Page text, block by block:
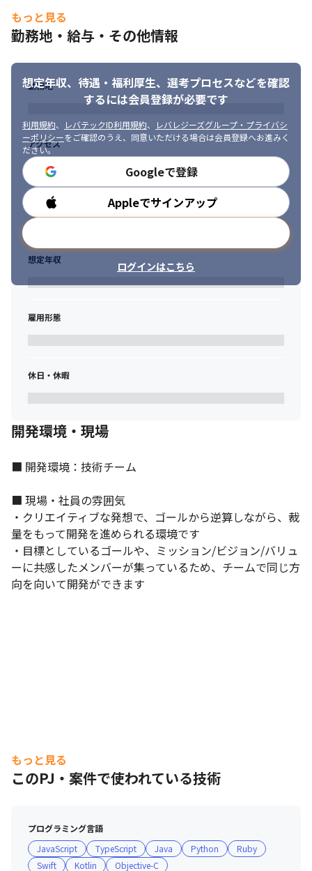
対して高い感度をもち、技術の面からプロダクトの品質を高め続
けられる方
化させていくべきかを考え議論を推進できる方
・中長期の運用負荷や拡張性を考慮してシステム的に優れた設計
や仕組みを考えられる方
発揮し、楽しんで物事を前に進めていくマインドを持っている方
もっと見る
勤務地・給与・その他情報
想定年収、待遇・福利厚生、 選考プロセスなどを確認
するには会員登録が必要です
利用規約、 レバテックID利用規約、
レバレジーズグループ・プライバシ
ーポリシーをご確認のうえ、同意いただける場合は会員登録へお進みく
ださい。
Googleで登録
Appleでサインアップ
ログインはこちら
勤務地
アクセス
勤務時間
想定年収
雇用形態
休日・休暇
開発環境・現場
■ 開発環境：技術チーム
■ 現場・社員の雰囲気
・クリエイティブな発想で、ゴールから逆算しながら、裁
量をもって開発を進められる環境です
・目標としているゴールや、ミッション/ビジョン/バリュ
ーに共感したメンバーが集っているため、チームで同じ方
向を向いて開発ができます
もっと見る
このPJ・案件で使われている技術
プログラミング言語
JavaScript
TypeScript Java Python
Ruby
Swift
Kotlin Objective-C